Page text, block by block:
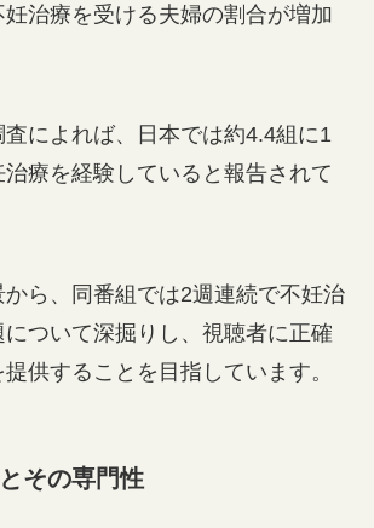
治療を受ける夫婦の割合が増加
査によれば、日本では約4.4組に1
療を経験していると報告されて
から、同番組では2週連続で不妊治
ついて深掘りし、視聴者に正確
供することを目指しています。
その専門性